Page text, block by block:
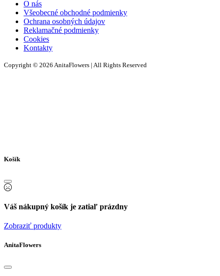
O nás
Všeobecné obchodné podmienky
Ochrana osobných údajov
Reklamačné podmienky
Cookies
Kontakty
Copyright © 2026 AnitaFlowers | All Rights Reserved
Košík
Váš nákupný košík je zatiaľ prázdny
Zobraziť produkty
AnitaFlowers